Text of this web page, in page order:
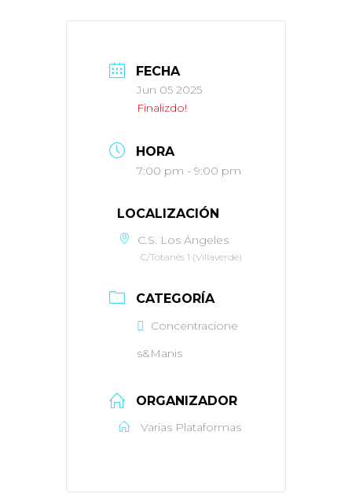
FECHA
Jun 05 2025
Finalizdo!
HORA
7:00 pm - 9:00 pm
LOCALIZACIÓN
C.S. Los Ángeles
C/Totanés 1 (Villaverde)
CATEGORÍA
Concentracione
s&Manis
ORGANIZADOR
Varias Plataformas